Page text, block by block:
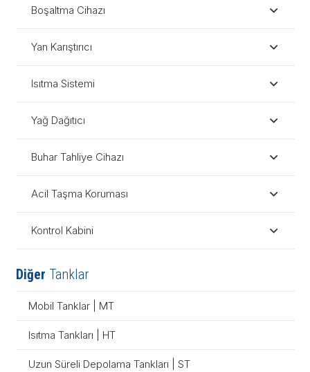
Boşaltma Cihazı
Yan Karıştırıcı
Isıtma Sistemi
Yağ Dağıtıcı
Buhar Tahliye Cihazı
Acil Taşma Koruması
Kontrol Kabini
Diğer Tanklar
Mobil Tanklar | MT
Isıtma Tankları | HT
Uzun Süreli Depolama Tankları | ST